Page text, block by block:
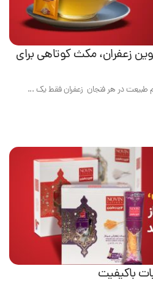
زعفران، مکث کوتاهی برای
طبیعت در هر فنجان زعفران فقط یک ...
باکیفیت